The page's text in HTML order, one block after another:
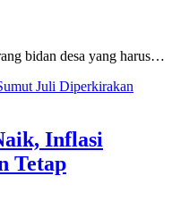
bidan desa yang harus…
Inflasi
Tetap